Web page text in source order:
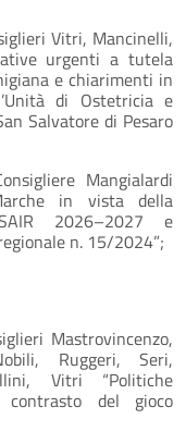
Vitri, Mancinelli,
urgenti a tutela
e chiarimenti in
di Ostetricia e
Salvatore di Pesaro
Mangialardi
in vista della
2026–2027 e
n. 15/2024”;
Mastrovincenzo,
Ruggeri, Seri,
Vitri “Politiche
del gioco